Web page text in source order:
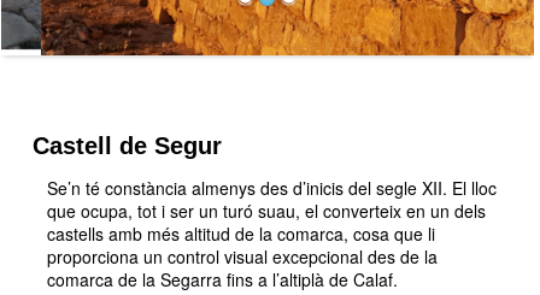
Castell de Segur
Se’n té constància almenys des d’inicis del segle XII. El lloc
que ocupa, tot i ser un turó suau, el converteix en un dels
castells amb més altitud de la comarca, cosa que li
proporciona un control visual excepcional des de la
comarca de la Segarra fins a l’altiplà de Calaf.